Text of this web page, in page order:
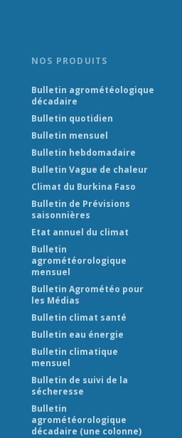
NOS PRODUITS
Bulletin agrométéologique
décadaire
Bulletin quotidien
Bulletin mensuel
Bulletin hebdomadaire
Bulletin Vague de chaleur
Climat du Burkina Faso
Bulletin de Prévisions
saisonnières
Etat annuel du climat
Bulletin
agrométéorologique
mensuel
Bulletin Agrométéo pour
les Médias
Bulletin climat santé
Bulletin eau énergie
Bulletin climatique
mensuel
Bulletin de suivi de la
sécheresse
Bulletin
agrométéorologique
décadaire (une colonne)